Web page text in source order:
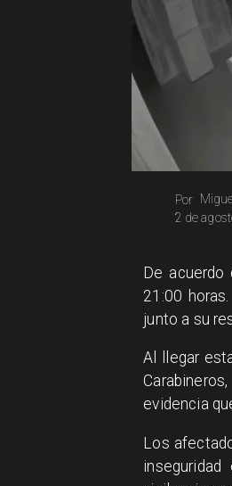
Por
2 de
​De acuerdo
21:00
junto a su
​Al llegar
evidencia
​Los